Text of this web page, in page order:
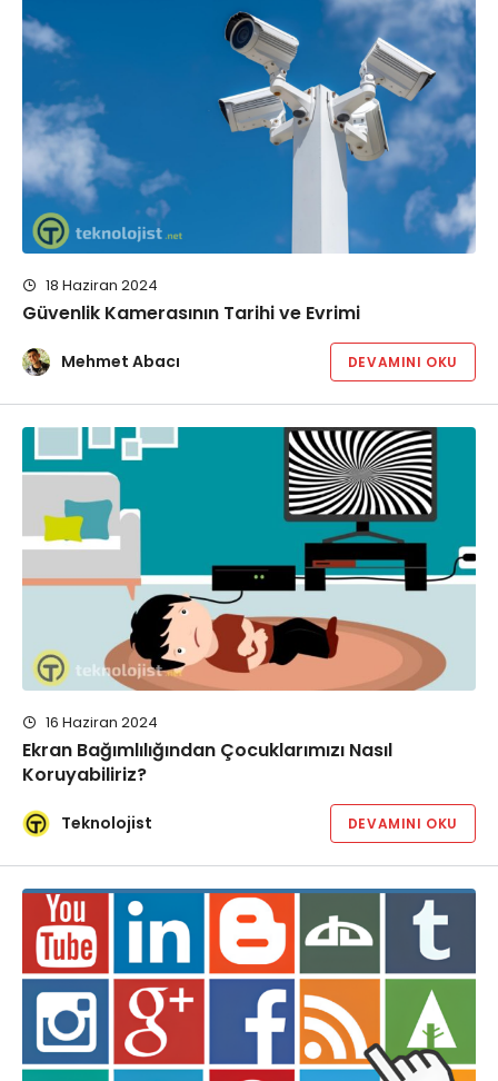
18 Haziran 2024
Güvenlik Kamerasının Tarihi ve Evrimi
Mehmet Abacı DEVAMINI OKU
16 Haziran 2024
Ekran Bağımlılığından Çocuklarımızı Nasıl
Koruyabiliriz?
Teknolojist DEVAMINI OKU